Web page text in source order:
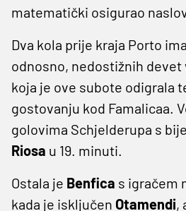
matematički osigurao
Dva kola prije kraja Porto
odnosno, nedostižnih devet
koja je ove subote odigrala
gostovanju kod Famalicaa.
golovima Schjelderupa s
Riosa u 19. minuti.
Ostala je Benfica s igračem
kada je isključen Otamendi,